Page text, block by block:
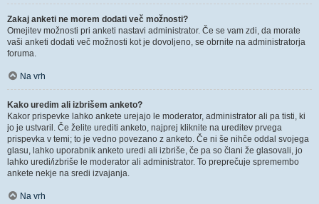
Zakaj anketi ne morem dodati več možnosti?
Omejitev možnosti pri anketi nastavi administrator. Če se vam zdi, da morate
vaši anketi dodati več možnosti kot je dovoljeno, se obrnite na administratorja
foruma.
Na vrh
Kako uredim ali izbrišem anketo?
Kakor prispevke lahko ankete urejajo le moderator, administrator ali pa tisti, ki
jo je ustvaril. Če želite urediti anketo, najprej kliknite na ureditev prvega
prispevka v temi; to je vedno povezano z anketo. Če ni še nihče oddal svojega
glasu, lahko uporabnik anketo uredi ali izbriše, če pa so člani že glasovali, jo
lahko uredi/izbriše le moderator ali administrator. To preprečuje spremembo
ankete nekje na sredi izvajanja.
Na vrh